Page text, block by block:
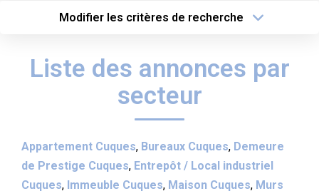
ESTIMER
NOTRE ÉQUIPE
Modifier les critères de recherche
Sélectionnez...
Type de bien
Surface min
Créer une alerte
Liste des annonces par
secteur
Appartement Cuques, Bureaux Cuques, Demeure
de Prestige Cuques, Entrepôt / Local industriel
Cuques, Immeuble Cuques, Maison Cuques, Murs